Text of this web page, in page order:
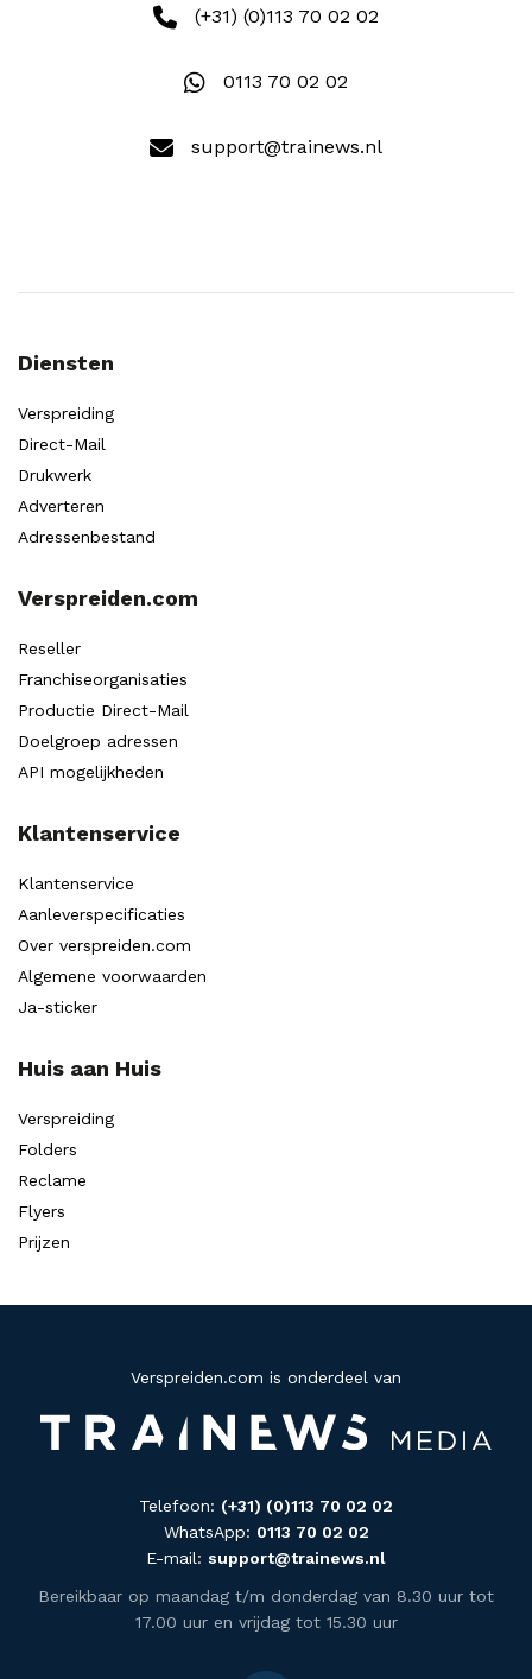
(+31) (0)113 70 02 02
0113 70 02 02
support@trainews.nl
Diensten
Verspreiding
Direct-Mail
Drukwerk
Adverteren
Adressenbestand
Verspreiden.com
Reseller
Franchiseorganisaties
Productie Direct-Mail
Doelgroep adressen
API mogelijkheden
Klantenservice
Klantenservice
Aanleverspecificaties
Over verspreiden.com
Algemene voorwaarden
Ja-sticker
Huis aan Huis
Verspreiding
Folders
Reclame
Flyers
Prijzen
Verspreiden.com is onderdeel van
Telefoon: (+31) (0)113 70 02 02
WhatsApp: 0113 70 02 02
E-mail: support@trainews.nl
Bereikbaar op maandag t/m donderdag van 8.30 uur tot
17.00 uur en vrijdag tot 15.30 uur